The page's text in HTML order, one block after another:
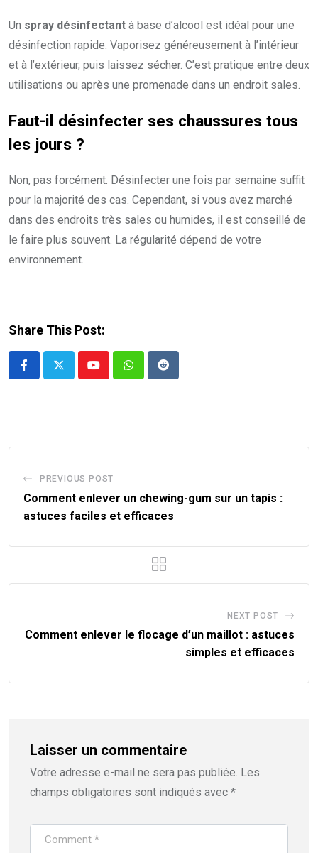
Un spray désinfectant à base d’alcool est idéal pour une
désinfection rapide. Vaporisez généreusement à l’intérieur
et à l’extérieur, puis laissez sécher. C’est pratique entre deux
utilisations ou après une promenade dans un endroit sales.
Faut-il désinfecter ses chaussures tous
les jours ?
Non, pas forcément. Désinfecter une fois par semaine suffit
pour la majorité des cas. Cependant, si vous avez marché
dans des endroits très sales ou humides, il est conseillé de
le faire plus souvent. La régularité dépend de votre
environnement.
Share This Post:
YoutubeWhatsappReddit
PREVIOUS POST
Comment enlever un chewing-gum sur un tapis :
astuces faciles et efficaces
NEXT POST
Comment enlever le flocage d’un maillot : astuces
simples et efficaces
Laisser un commentaire
Votre adresse e-mail ne sera pas publiée. Les
champs obligatoires sont indiqués avec *